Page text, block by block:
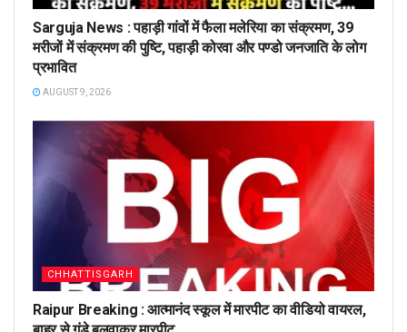
Sarguja News : पहाड़ी गांवों में फैला मलेरिया का संक्रमण, 39
मरीजों में संक्रमण की पुष्टि, पहाड़ी कोरवा और पण्डो जनजाति के लोग
प्रभावित
AUGUST 9, 2026
CHHATTISGARH
Raipur Breaking : आत्मानंद स्कूल में मारपीट का वीडियो वायरल,